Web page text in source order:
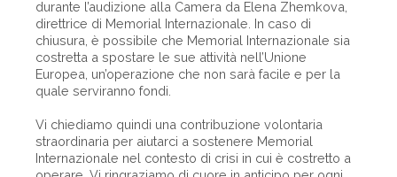
durante l’audizione alla Camera da Elena Zhemkova,
direttrice di Memorial Internazionale. In caso di
chiusura, è possibile che Memorial Internazionale sia
costretta a spostare le sue attività nell’Unione
Europea, un’operazione che non sarà facile e per la
quale serviranno fondi.
Vi chiediamo quindi una contribuzione volontaria
straordinaria per aiutarci a sostenere Memorial
Internazionale nel contesto di crisi in cui è costretto a